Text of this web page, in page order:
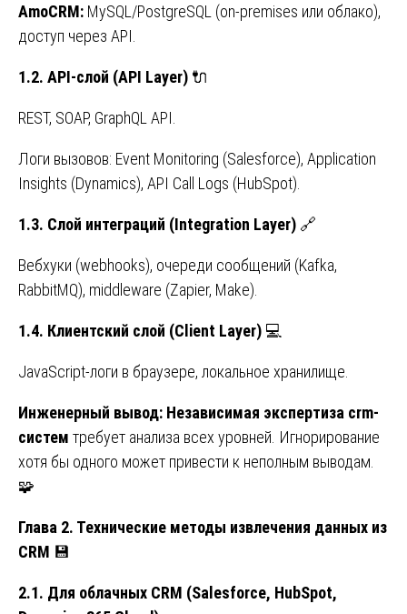
AmoCRM: MySQL/PostgreSQL (on-premises или облако),
доступ через API.
1.2. API-слой (API Layer) 🔌
REST, SOAP, GraphQL API.
Логи вызовов: Event Monitoring (Salesforce), Application
Insights (Dynamics), API Call Logs (HubSpot).
1.3. Слой интеграций (Integration Layer) 🔗
Вебхуки (webhooks), очереди сообщений (Kafka,
RabbitMQ), middleware (Zapier, Make).
1.4. Клиентский слой (Client Layer) 💻
JavaScript-логи в браузере, локальное хранилище.
Инженерный вывод: Независимая экспертиза crm-
систем требует анализа всех уровней. Игнорирование
хотя бы одного может привести к неполным выводам.
🧩
Глава 2. Технические методы извлечения данных из
CRM 💾
2.1. Для облачных CRM (Salesforce, HubSpot,